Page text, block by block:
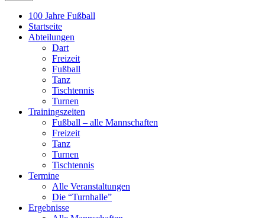
100 Jahre Fußball
Startseite
Abteilungen
Dart
Freizeit
Fußball
Tanz
Tischtennis
Turnen
Trainingszeiten
Fußball – alle Mannschaften
Freizeit
Tanz
Turnen
Tischtennis
Termine
Alle Veranstaltungen
Die “Turnhalle”
Ergebnisse